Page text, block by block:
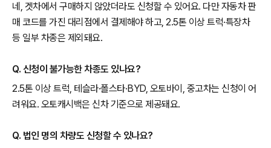
네, 겟차에서 구매하지 않았더라도 신청할 수 있어요. 다만 자동차 판
매 코드를 가진 대리점에서 결제해야 하고, 2.5톤 이상 트럭·특장차
등 일부 차종은 제외돼요.
Q. 신청이 불가능한 차종도 있나요?
2.5톤 이상 트럭, 테슬라·폴스타·BYD, 오토바이, 중고차는 신청이 어
려워요. 오토캐시백은 신차 기준으로 제공돼요.
Q. 법인 명의 차량도 신청할 수 있나요?